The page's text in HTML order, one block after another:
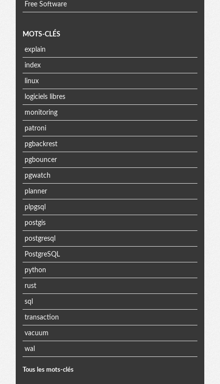
Free Software
MOTS-CLÉS
explain
index
linux
logiciels libres
monitoring
patroni
pgbackrest
pgbouncer
pgwatch
planner
plpgsql
postgis
postgresql
PostgreSQL
python
rust
sql
transaction
vacuum
wal
Tous les mots-clés